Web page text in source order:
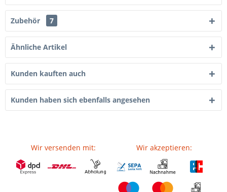
Zubehör 7
Ähnliche Artikel
Kunden kauften auch
Kunden haben sich ebenfalls angesehen
Wir versenden mit: Wir akzeptieren: